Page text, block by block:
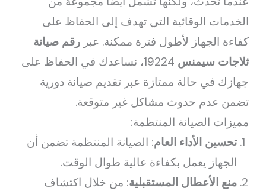
الخدمات الوقائية التي تهدف إلى الحفاظ على
كفاءة الجهاز لأطول فترة ممكنة. عبررقم صيانة
ثلاجات سيمنس
19224، نساعدك في الحفاظ على
جهازك في حالة ممتازة عبر تقديم صيانة دورية
تضمن عدم حدوث مشاكل غير متوقعة.
مميزات الصيانة المنتظمة:
تحسين الأداء العام: الصيانة المنتظمة تضمن أن
الجهاز يعمل بكفاءة عالية طوال الوقت.
منع الأعطال المستقبلية: من خلال اكتشاف